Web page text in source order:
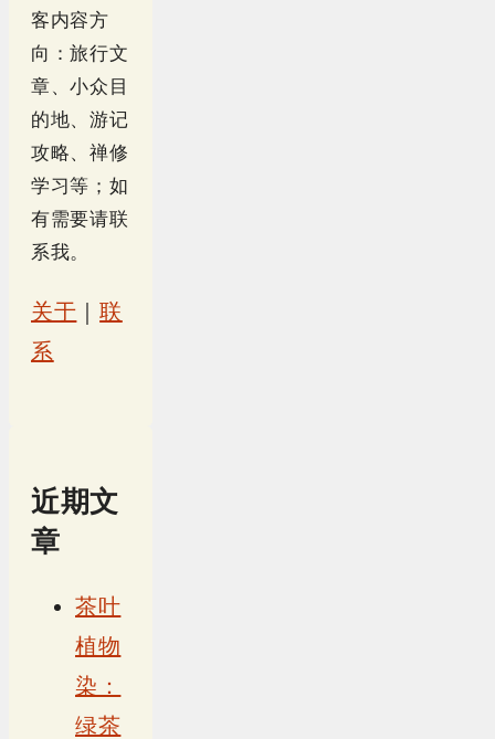
客内容方
向：旅行文
章、小众目
的地、游记
攻略、禅修
学习等；如
有需要请联
系我。
关于 ｜联
系
近期文
章
茶叶
植物
染：
绿茶